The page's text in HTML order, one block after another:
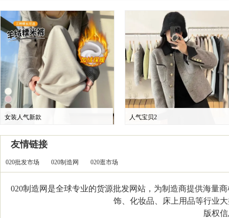
女装人气新款 人气宝贝2
友情链接
020批发市场 020制造网 020逛市场
020制造网是全球专业的货源批发网站，为制造商提供海量
饰、化妆品、床上用品等行业
版权信